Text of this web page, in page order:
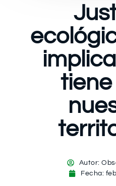
Autor:
Fecha: